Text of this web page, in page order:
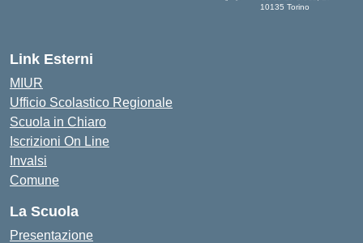
10135 Torino
Link Esterni
MIUR
Ufficio Scolastico Regionale
Scuola in Chiaro
Iscrizioni On Line
Invalsi
Comune
La Scuola
Presentazione